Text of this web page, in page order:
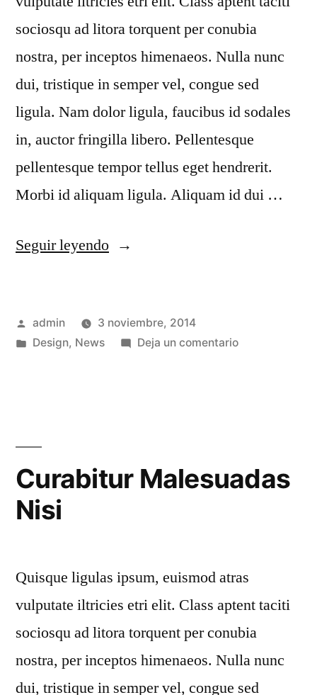
sociosqu ad litora torquent per conubia
nostra, per inceptos himenaeos. Nulla nunc
dui, tristique in semper vel, congue sed
ligula. Nam dolor ligula, faucibus id sodales
in, auctor fringilla libero. Pellentesque
pellentesque tempor tellus eget hendrerit.
Morbi id aliquam ligula. Aliquam id dui …
Seguir leyendo
admin
3 noviembre, 2014
Design, News Deja un comentario
Curabitur Malesuadas
Nisi
Quisque ligulas ipsum, euismod atras
vulputate iltricies etri elit. Class aptent taciti
sociosqu ad litora torquent per conubia
nostra, per inceptos himenaeos. Nulla nunc
dui, tristique in semper vel, congue sed